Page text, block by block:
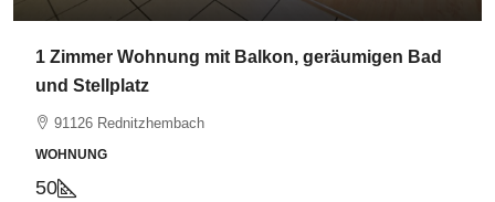
1 Zimmer Wohnung mit Balkon, geräumigen Bad
und Stellplatz
91126 Rednitzhembach
WOHNUNG
50